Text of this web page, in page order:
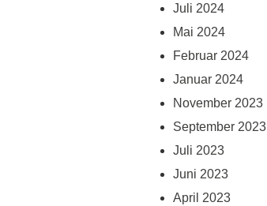
Juli 2024
Mai 2024
Februar 2024
Januar 2024
November 2023
September 2023
Juli 2023
Juni 2023
April 2023